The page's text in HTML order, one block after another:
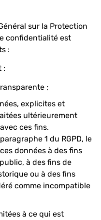
sur la Protection
confidentialité est
:
:
;
explicites et
ultérieurement
ces fins.
1 du RGPD, le
données à des fins
à des fins de
ou à des fins
comme incompatible
à ce qui est